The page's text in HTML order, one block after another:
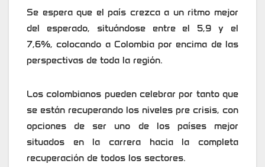
Se espera que el país crezca a un ritmo mejor
del esperado, situándose entre el 5,9 y el
7,6%, colocando a Colombia por encima de las
perspectivas de toda la región.
Los colombianos pueden celebrar por tanto que
se están recuperando los niveles pre crisis, con
opciones de ser uno de los países mejor
situados en la carrera hacia la completa
recuperación de todos los sectores.